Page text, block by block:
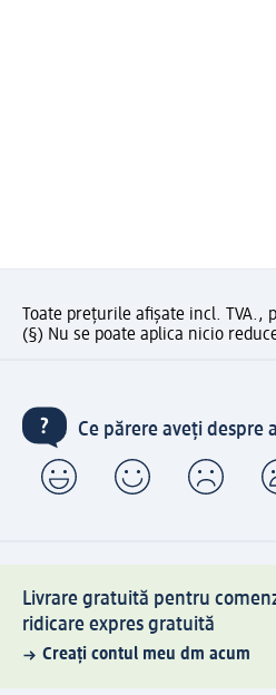
Toate prețurile afișate incl. TVA.,
(§) Nu se poate aplica nicio
Ce părere aveți despre
Livrare gratuită pentru
ridicare expres gratuită
Creați contul meu dm acum